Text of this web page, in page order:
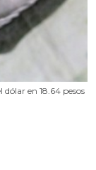
en 18.64 pesos